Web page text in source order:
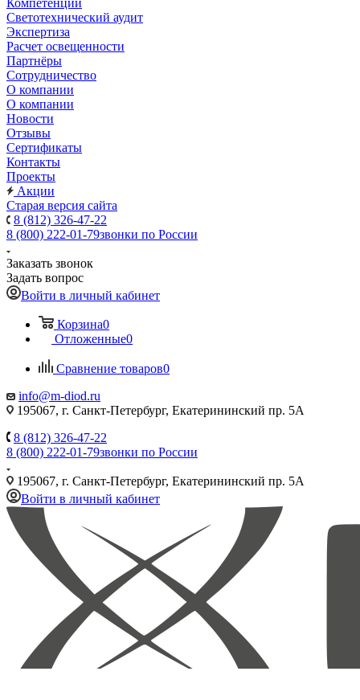
Компетенции
Светотехнический аудит
Экспертиза
Расчет освещенности
Партнёры
Cотрудничество
О компании
О компании
Новости
Отзывы
Сертификаты
Контакты
Проекты
Акции
Старая версия сайта
8 (812) 326-47-22
8 (800) 222-01-79звонки по России
Заказать звонок
Задать вопрос
Войти в личный кабинет
Корзина0
Отложенные0
Сравнение товаров0
info@m-diod.ru
195067, г. Санкт-Петербург, Екатерининский пр. 5А
8 (812) 326-47-22
8 (800) 222-01-79звонки по России
195067, г. Санкт-Петербург, Екатерининский пр. 5А
Войти в личный кабинет